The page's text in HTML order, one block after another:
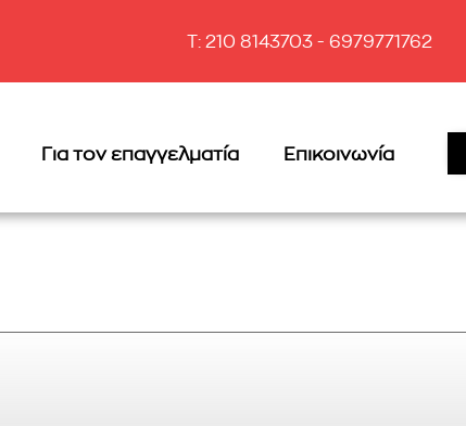
T: 210 8143703 - 6979771762
Για τον επαγγελματία Επικοινωνία